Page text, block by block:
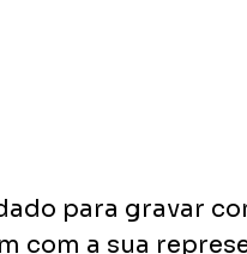
para gravar
com a sua